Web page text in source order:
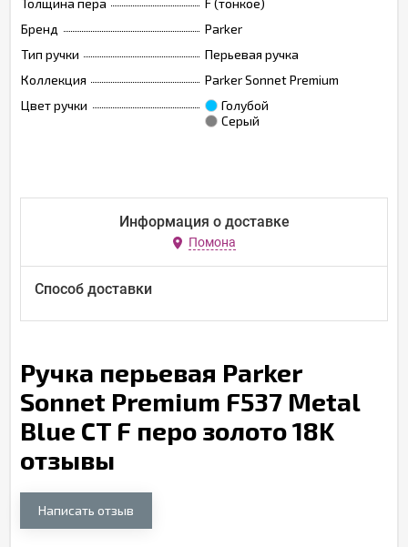
Толщина пера
F (тонкое)
Бренд
Parker
Тип ручки
Перьевая ручка
Коллекция
Parker Sonnet Premium
Цвет ручки
Голубой
Серый
Информация о доставке
Помона
Способ доставки
Ручка перьевая Parker
Sonnet Premium F537 Metal
Blue CT F перо золото 18K
отзывы
Написать отзыв